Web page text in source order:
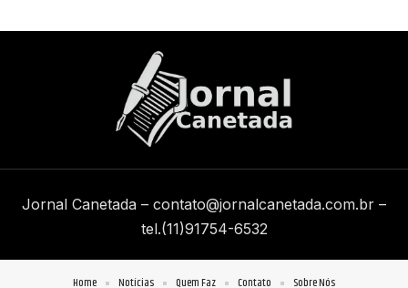
Jornal Canetada – contato@jornalcanetada.com.br –
tel.(11)91754-6532
Home Notícias Quem Faz Contato Sobre Nós